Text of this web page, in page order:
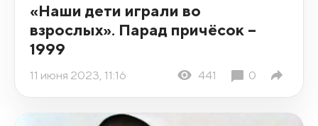
«Наши дети играли во
взрослых». Парад причёсок –
1999
11 июня 2023, 11:16 441 0